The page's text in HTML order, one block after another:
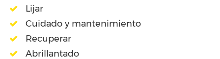
Lijar
Cuidado y mantenimiento
Recuperar
Abrillantado